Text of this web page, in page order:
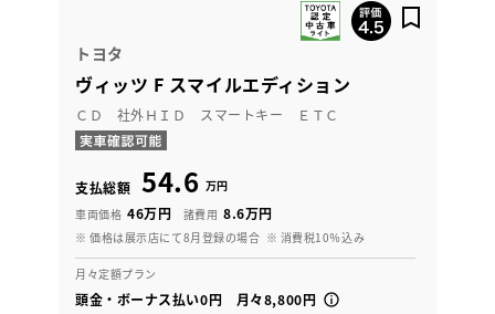
トヨタ
ヴィッツ F スマイルエディション
ＣＤ 社外ＨＩＤ スマートキー ＥＴＣ
支払総額 54.6 万円
車両価格 46万円 諸費用 8.6万円
※ 価格は展示店にて8月登録の場合 ※ 消費税10％込み
月々定額プラン
頭金・ボーナス払い0円 月々8,800円